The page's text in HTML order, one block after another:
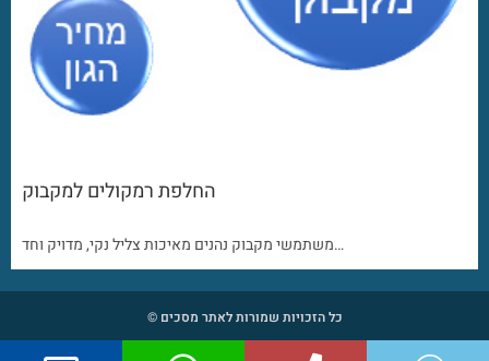
החלפת רמקולים למקבוק
משתמשי מקבוק נהנים מאיכות צליל נקי, מדויק וחד…
כל הזכויות שמורות לאתר מסכים ©